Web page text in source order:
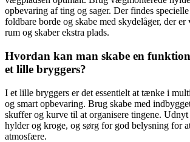
opbevaring af ting og sager. Der findes
foldbare borde og skabe med skydelåger, der er
rum og skaber ekstra plads.
Hvordan kan man skabe en
et lille bryggers?
I et lille bryggers er det essentielt at tænke i
og smart opbevaring. Brug skabe med
skuffer og kurve til at organisere tingene.
hylder og kroge, og sørg for god belysning for
atmosfære.